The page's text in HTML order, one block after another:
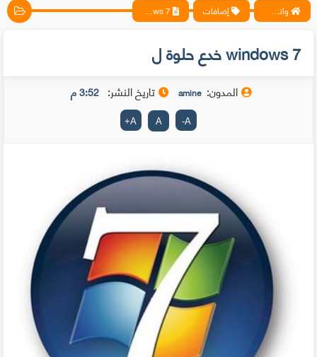
واتس آب ، فيسبوك ، أنترنت ، شروحات تقنية حصرية - المحترف إضافات windows 7 خدع حلوة ل
windows 7 خدع حلوة ل
المدون: amine تاريخ النشر: 3:52 م
A
-
A
A
+